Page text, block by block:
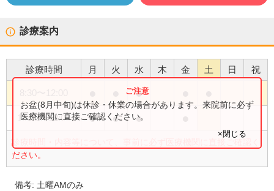
診療案内
診療時間 月 火 水 木 金 土 日 祝
●
15:00〜18:00 ● ● ●
診療時間・内容等について、事前に必ず医療機関に直接ご確認く
ださい。
お盆(8月中旬)は休診・休業の場合があります。来院前に必ず
医療機関に直接ご確認ください。
×閉じる
備考: 土曜AMのみ